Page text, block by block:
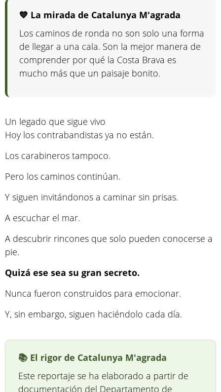
💙 La mirada de Catalunya M'agrada
Los caminos de ronda no son solo una forma
de llegar a una cala. Son la mejor manera de
comprender por qué la Costa Brava es
mucho más que un paisaje bonito.
Un legado que sigue vivo
Hoy los contrabandistas ya no están.
Los carabineros tampoco.
Pero los caminos continúan.
Y siguen invitándonos a caminar sin prisas.
A escuchar el mar.
A descubrir rincones que solo pueden conocerse a
pie.
Quizá ese sea su gran secreto.
Nunca fueron construidos para emocionar.
Y, sin embargo, siguen haciéndolo cada día.
📚 El rigor de Catalunya M'agrada
Este reportaje se ha elaborado a partir de
documentación del Departamento de